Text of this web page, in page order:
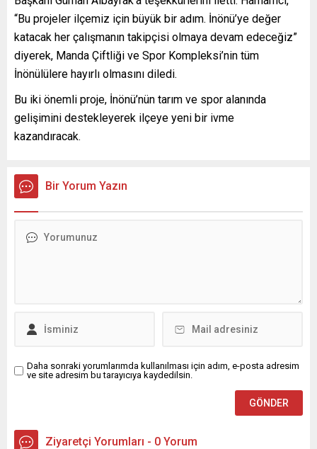
“Bu projeler ilçemiz için büyük bir adım. İnönü’ye değer
katacak her çalışmanın takipçisi olmaya devam edeceğiz”
diyerek, Manda Çiftliği ve Spor Kompleksi’nin tüm
İnönülülere hayırlı olmasını diledi.
Bu iki önemli proje, İnönü’nün tarım ve spor alanında
gelişimini destekleyerek ilçeye yeni bir ivme
kazandıracak.
Bir Yorum Yazın
Daha sonraki yorumlarımda kullanılması için adım, e-posta adresim
ve site adresim bu tarayıcıya kaydedilsin.
Ziyaretçi Yorumları - 0 Yorum